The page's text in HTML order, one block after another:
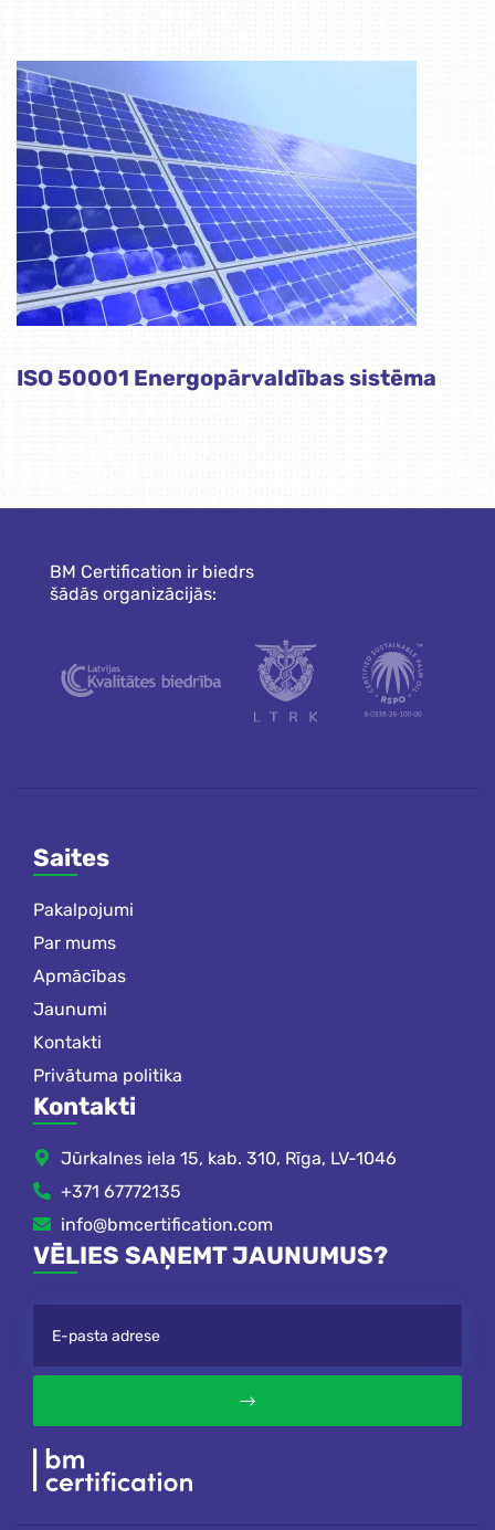
ISO 50001 Energopārvaldības sistēma
BM Certification ir biedrs
šādās organizācijās:
Saites
Pakalpojumi
Par mums
Apmācības
Jaunumi
Kontakti
Privātuma politika
Kontakti
Jūrkalnes iela 15, kab. 310, Rīga, LV-1046
+371 67772135
info@bmcertification.com
VĒLIES SAŅEMT JAUNUMUS?